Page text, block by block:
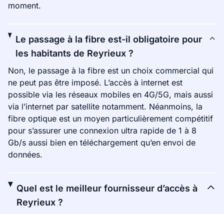
moment.
Le passage à la fibre est-il obligatoire pour
les habitants de Reyrieux ?
Non, le passage à la fibre est un choix commercial qui
ne peut pas être imposé. L’accès à internet est
possible via les réseaux mobiles en 4G/5G, mais aussi
via l’internet par satellite notamment. Néanmoins, la
fibre optique est un moyen particulièrement compétitif
pour s’assurer une connexion ultra rapide de 1 à 8
Gb/s aussi bien en téléchargement qu’en envoi de
données.
Quel est le meilleur fournisseur d’accès à
Reyrieux ?